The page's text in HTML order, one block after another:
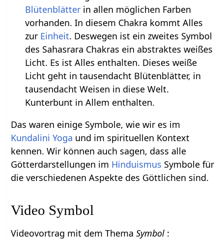
Blütenblätterin allen möglichen Farben
vorhanden. In diesem Chakra kommt Alles
zur Einheit. Deswegen ist ein zweites Symbol
des Sahasrara Chakras ein abstraktes weißes
Licht. Es ist Alles enthalten. Dieses weiße
Licht geht in tausendacht Blütenblätter, in
tausendacht Weisen in diese Welt.
Kunterbunt in Allem enthalten.
Das waren einige Symbole, wie wir es im
Kundalini Yoga und im spirituellen Kontext
kennen. Wir können auch sagen, dass alle
Götterdarstellungen im Hinduismus Symbole für
die verschiedenen Aspekte des Göttlichen sind.
Video Symbol
Videovortrag mit dem ThemaSymbol :